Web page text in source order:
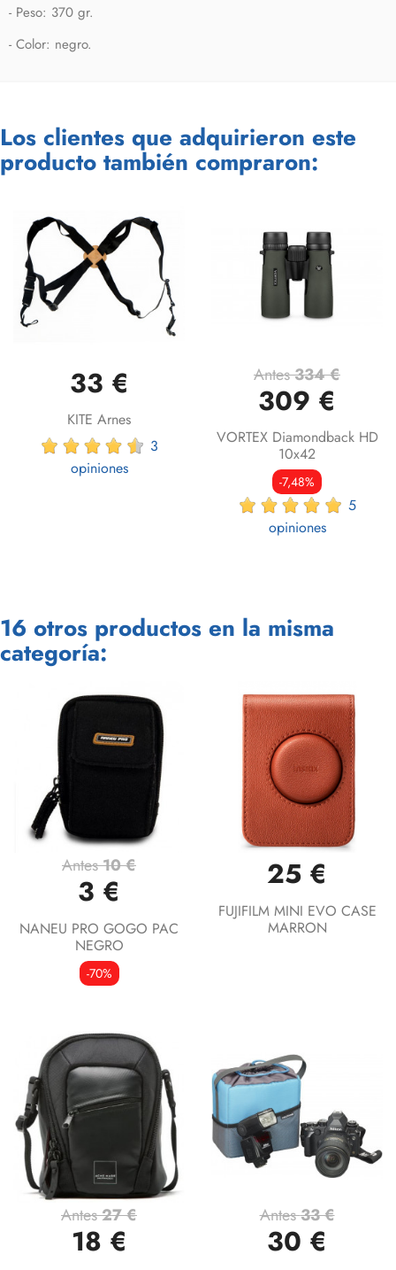
- Peso: 370 gr.
- Color: negro.
Los clientes que adquirieron este
producto también compraron:
33 €
KITE Arnes
3
opiniones
Antes334 €
309 €
VORTEX Diamondback HD
10x42
-7,48%
5
opiniones
16 otros productos en la misma
categoría:
Antes10 €
3 €
NANEU PRO GOGO PAC
NEGRO
-70%
25 €
FUJIFILM MINI EVO CASE
MARRON
Antes27 €
18 €
Antes33 €
30 €